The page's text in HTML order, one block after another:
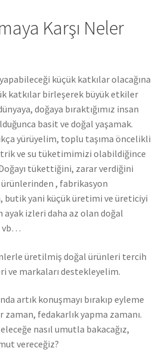
Karşı Neler
küçük katkılar olacağına
katkılar birleşerek büyük etkiler
doğaya bıraktığımız insan
basit ve doğal yaşamak.
yürüyelim, toplu taşıma öncelikli
ve su tüketimimizi olabildiğince
tükettiğini, zarar verdiğini
, fabrikasyon
butik yani küçük üretimi ve üreticiyi
izleri daha az olan doğal
vb…
üretilmiş doğal ürünleri tercih
ve markaları destekleyelim.
artık konuşmayı bırakıp eyleme
fedakarlık yapma zamanı.
nasıl umutla bakacağız,
vereceğiz?